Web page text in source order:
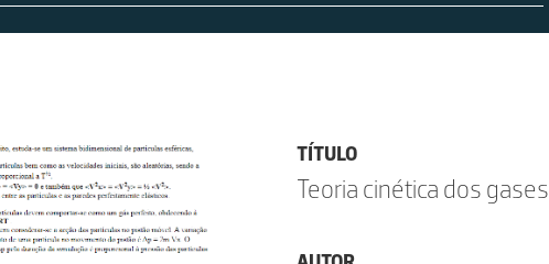
TÍTULO
Teoria cinética dos gases